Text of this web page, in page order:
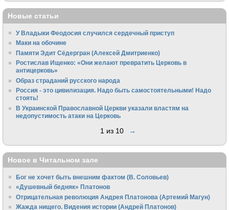
Новые статьи
У Владыки Феодосия случился сердечный приступ
Маки на обочине
Памяти Эдит Сёдергран (Алексей Дмитриенко)
Ростислав Ищенко: «Они желают превратить Церковь в
антицерковь»
Образ страданий русского народа
Россия - это цивилизация. Надо быть самостоятельными! Надо
стоять!
В Украинской Православной Церкви указали властям на
недопустимость атаки на Церковь
1 из 10 →
Новое в Читальном зале
Бог не хочет быть внешним фактом (В. Соловьев)
«Душевный бедняк» Платонов
Отрицательная революция Андрея Платонова (Артемий Магун)
Жажда нищего. Видения истории (Андрей Платонов)